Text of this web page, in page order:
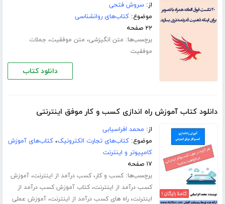
از:سروش فتحی
موضوع:کتاب‌های روانشناسی
۲۲ صفحه
برچسب‌ها: متن انگیزشی، متن موفقیت، جملات
موفقیت
دانلود کتاب
دانلود کتاب آموزش راه اندازی کسب و کار موفق اینترنتی
از: محمد افراسیابی
موضوع:کتاب‌های تجارت الکترونیک،کتاب‌های آموزش
کامپیوتر و اینترنت
۱۷ صفحه
برچسب‌ها:کسب و کار،کسب درآمد از اینترنت،آموزش
کسب درآمد از اینترنت،کتاب آموزش کسب درآمد از
اینترنت،راه های کسب درآمد از اینترنت،آموزش عملی